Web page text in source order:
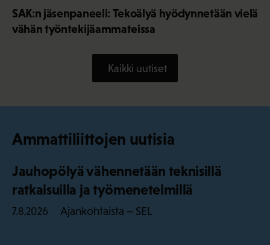
SAK:n jäsenpaneeli: Tekoälyä hyödynnetään vielä
vähän työntekijäammateissa
Kaikki uutiset
Ammattiliittojen uutisia
Jauhopölyä vähennetään teknisillä
ratkaisuilla ja työmenetelmillä
7.8.2026 Ajankohtaista – SEL